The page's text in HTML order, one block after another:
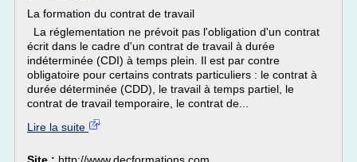
La formation du contrat de travail
La réglementation ne prévoit pas l'obligation d'un contrat
écrit dans le cadre d'un contrat de travail à durée
indéterminée (CDI) à temps plein. Il est par contre
obligatoire pour certains contrats particuliers : le contrat à
durée déterminée (CDD), le travail à temps partiel, le
contrat de travail temporaire, le contrat de...
Lire la suite